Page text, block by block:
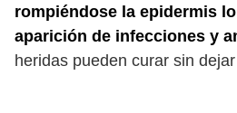
rompiéndose la epidermis
aparición de infecciones y
heridas pueden curar sin